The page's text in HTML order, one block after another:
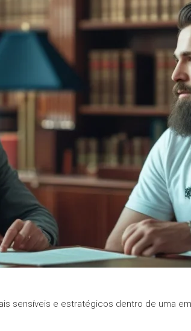
sensíveis e estratégicos dentro de uma